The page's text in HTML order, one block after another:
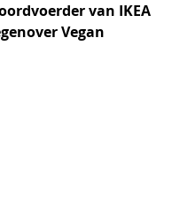
van IKEA
Vegan